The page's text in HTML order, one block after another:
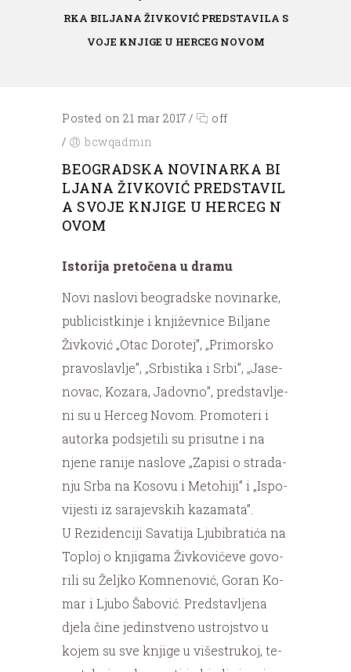
RKA BILJANA ŽIVKOVIĆ PREDSTAVILA S
VOJE KNJIGE U HERCEG NOVOM
Posted on 21 mar 2017 /
off
/
bcwqadmin
BEOGRADSKA NOVINARKA BI
LJANA ŽIVKOVIĆ PREDSTAVIL
A SVOJE KNJIGE U HERCEG N
OVOM
Istorija pretočena u dramu
No­vi na­slo­vi be­o­grad­ske no­vi­nar­ke,
pu­bli­cist­ki­nje i knji­žev­ni­ce Bi­lja­ne
Živ­ko­vić „Otac Do­ro­tej”, „Pri­mor­sko
pra­vo­sla­vlje”, „Sr­bi­sti­ka i Sr­bi”, „Ja­se­
no­vac, Ko­za­ra, Ja­dov­no”, pred­sta­vlje­
ni su u Her­ceg No­vom. Pro­mo­te­ri i
autor­ka pod­sje­ti­li su pri­sut­ne i na
nje­ne ra­ni­je na­slo­ve „Za­pi­si o stra­da­
nju Sr­ba na Ko­so­vu i Me­to­hi­ji” i „Is­po­
vi­je­sti iz sa­ra­jev­skih ka­za­ma­ta”.
U Re­zi­den­ci­ji Sa­va­ti­ja Lju­bi­bra­ti­ća na
To­ploj o knji­ga­ma Živ­ko­vi­će­ve go­vo­
ri­li su Želj­ko Kom­ne­no­vić, Go­ran Ko­
mar i Lju­bo Ša­bo­vić. Pred­sta­vlje­na
dje­la či­ne je­din­stve­no ustroj­stvo u
ko­jem su sve knji­ge u vi­še­stru­koj, te­